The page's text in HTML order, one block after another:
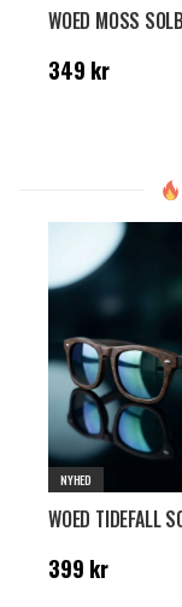
Pris: 349 kr
349 kr
NYHED
Pris: 399 kr
399 kr